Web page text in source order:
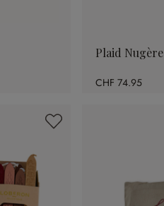
Plaid Nugère
CHF 74.95